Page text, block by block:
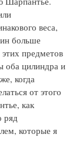
веса,
больше
предметов
оба цилиндра и
когда
от этого
как
ряд
которые я